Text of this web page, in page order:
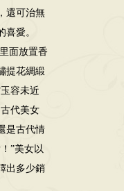
還可治無
愛。
面放置香
提花綢緞
容未近
代美女
是古代情
”美女以
出多少銷